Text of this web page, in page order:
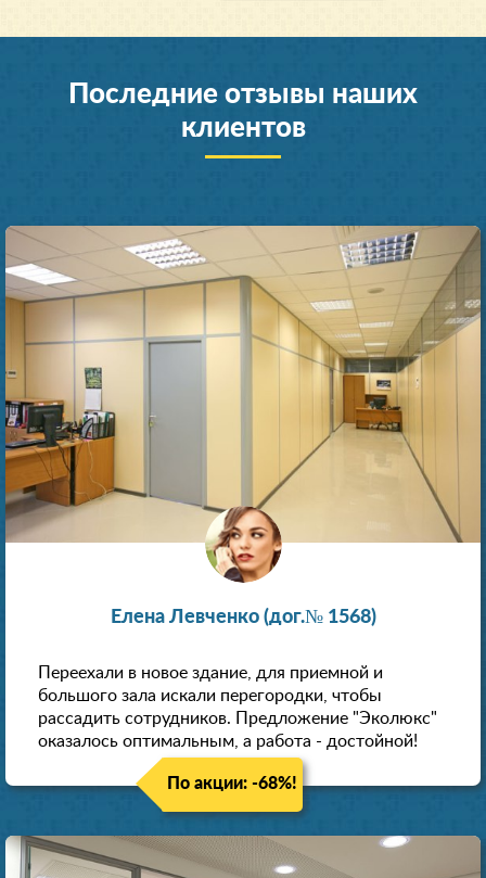
Последние отзывы наших
клиентов
Елена Левченко (дог.№ 1568)
Переехали в новое здание, для приемной и
большого зала искали перегородки, чтобы
рассадить сотрудников. Предложение "Эколюкс"
оказалось оптимальным, а работа - достойной!
По акции: -68%!